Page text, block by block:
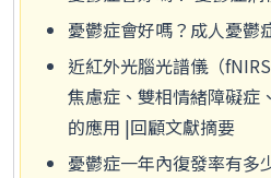
憂鬱症會好嗎？成人憂鬱
近紅外光腦光譜儀（
焦慮症、雙相情緒障礙症
的應用 |回顧文獻摘要
憂鬱症一年內復發率有多